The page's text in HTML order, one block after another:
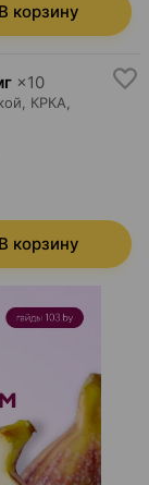
В корзину
×10
КРКА
В корзину